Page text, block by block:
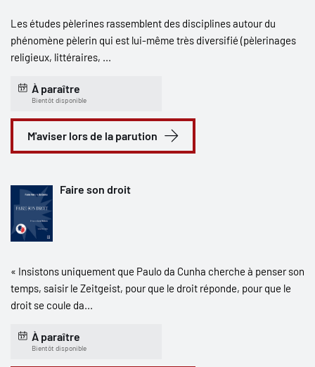
Les études pèlerines rassemblent des disciplines autour du
phénomène pèlerin qui est lui-même très diversifié (pèlerinages
religieux, littéraires, ...
À paraître
Bientôt disponible
M'aviser lors de la parution
Faire son droit
« Insistons uniquement que Paulo da Cunha cherche à penser son
temps, saisir le Zeitgeist, pour que le droit réponde, pour que le
droit se coule da...
À paraître
Bientôt disponible